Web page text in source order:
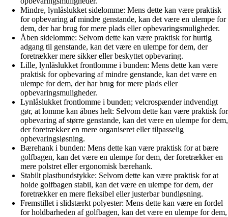
Mindre, lynlåslukket sidelomme: Mens dette kan være praktisk
for opbevaring af mindre genstande, kan det være en ulempe for
dem, der har brug for mere plads eller opbevaringsmuligheder.
Åben sidelomme: Selvom dette kan være praktisk for hurtig
adgang til genstande, kan det være en ulempe for dem, der
foretrækker mere sikker eller beskyttet opbevaring.
Lille, lynlåslukket frontlomme i bunden: Mens dette kan være
praktisk for opbevaring af mindre genstande, kan det være en
ulempe for dem, der har brug for mere plads eller
opbevaringsmuligheder.
Lynlåslukket frontlomme i bunden; velcrospænder indvendigt
gør, at lomme kan åbnes helt: Selvom dette kan være praktisk for
opbevaring af større genstande, kan det være en ulempe for dem,
der foretrækker en mere organiseret eller tilpasselig
opbevaringsløsning.
Bærehank i bunden: Mens dette kan være praktisk for at bære
golfbagen, kan det være en ulempe for dem, der foretrækker en
mere polstret eller ergonomisk bærehank.
Stabilt plastbundstykke: Selvom dette kan være praktisk for at
holde golfbagen stabil, kan det være en ulempe for dem, der
foretrækker en mere fleksibel eller justerbar bundløsning.
Fremstillet i slidstærkt polyester: Mens dette kan være en fordel
for holdbarheden af ​​golfbagen, kan det være en ulempe for dem,